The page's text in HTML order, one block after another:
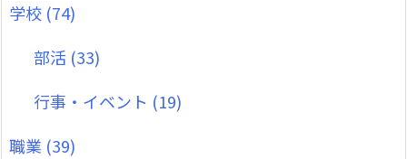
学校 (74)
部活 (33)
行事・イベント (19)
職業 (39)